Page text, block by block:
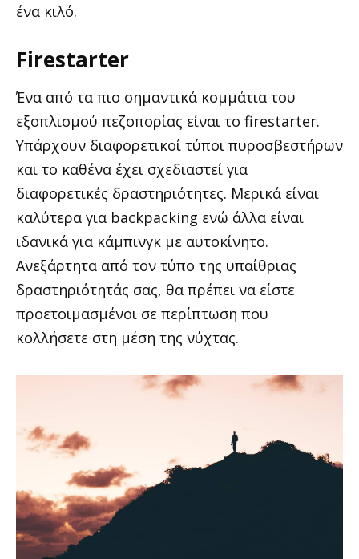
ένα κιλό.
Firestarter
Ένα από τα πιο σημαντικά κομμάτια του
εξοπλισμού πεζοπορίας είναι το firestarter.
Υπάρχουν διαφορετικοί τύποι πυροσβεστήρων
και το καθένα έχει σχεδιαστεί για
διαφορετικές δραστηριότητες. Μερικά είναι
καλύτερα για backpacking ενώ άλλα είναι
ιδανικά για κάμπινγκ με αυτοκίνητο.
Ανεξάρτητα από τον τύπο της υπαίθριας
δραστηριότητάς σας, θα πρέπει να είστε
προετοιμασμένοι σε περίπτωση που
κολλήσετε στη μέση της νύχτας.